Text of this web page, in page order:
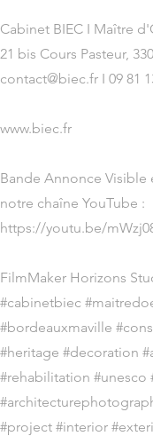
Cabinet BIEC I Maître
21 bis Cours Pasteur,
contact@biec.fr I 09 81
www.biec.fr
Bande Annonce Visible
notre chaîne YouTube :
https://youtu.be/
FilmMaker Horizons
#cabinetbiec
#bordeauxmaville
#heritage #decoration
#rehabilitation #unesco
#project #interior